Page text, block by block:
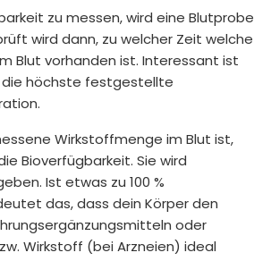
zu messen, wird eine Blutprobe
wird dann, zu welcher Zeit welche
Blut vorhanden ist. Interessant ist
höchste festgestellte
Wirkstoffmenge im Blut ist,
Bioverfügbarkeit. Sie wird
Ist etwas zu 100 %
das, dass dein Körper den
oder
Wirkstoff (bei Arzneien) ideal